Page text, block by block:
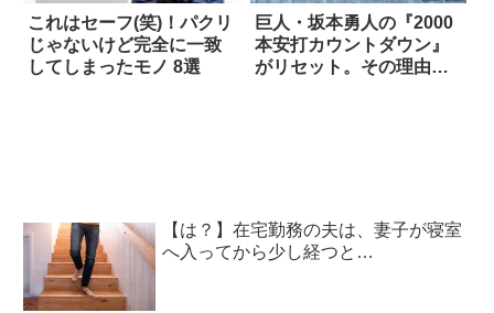
これはセーフ(笑)！パクリ
じゃないけど完全に一致
してしまったモノ 8選
巨人・坂本勇人の『2000
本安打カウントダウン』
がリセット。その理由
【は？】在宅勤務の夫は、妻子が寝室
へ入ってから少し経つと…